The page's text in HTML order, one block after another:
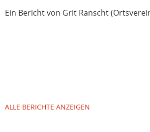
Ein Bericht von Grit Ranscht
ALLE BERICHTE ANZEIGEN